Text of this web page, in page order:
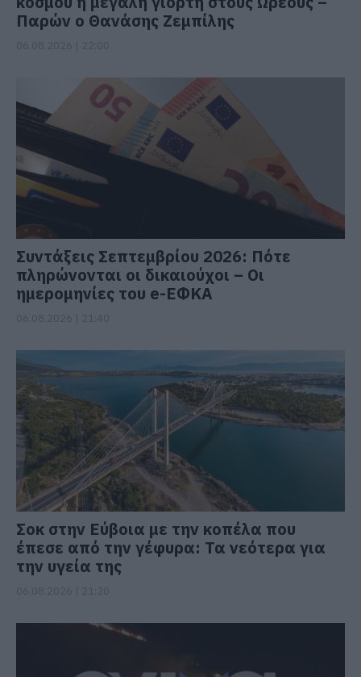
Παρών ο Θανάσης Ζεμπίλης
Συντάξεις Σεπτεμβρίου 2026: Πότε
πληρώνονται οι δικαιούχοι – Οι
ημερομηνίες του e-ΕΦΚΑ
Σοκ στην Εύβοια με την κοπέλα που
έπεσε από την γέφυρα: Τα νεότερα για
την υγεία της